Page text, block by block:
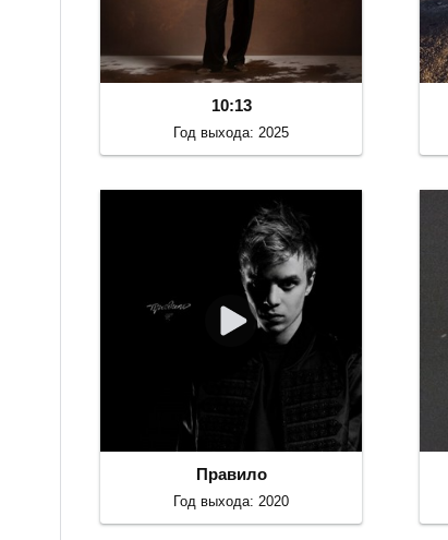
10:13
Год выхода: 2025
Правило
Год выхода: 2020